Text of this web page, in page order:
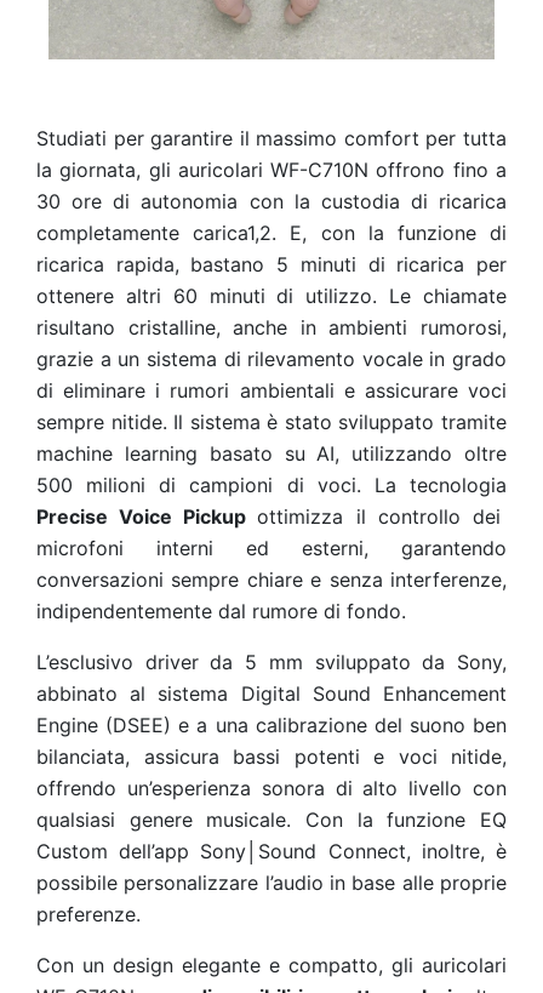
Studiati per garantire il massimo comfort per tutta
la giornata, gli auricolari WF-C710N offrono fino a
30 ore di autonomia con la custodia di ricarica
completamente carica1,2. E, con la funzione di
ricarica rapida, bastano 5 minuti di ricarica per
ottenere altri 60 minuti di utilizzo. Le chiamate
risultano cristalline, anche in ambienti rumorosi,
grazie a un sistema di rilevamento vocale in grado
di eliminare i rumori ambientali e assicurare voci
sempre nitide. Il sistema è stato sviluppato tramite
machine learning basato su AI, utilizzando oltre
500 milioni di campioni di voci. La tecnologia
Precise Voice Pickupottimizza il controllo dei
microfoni interni ed esterni, garantendo
conversazioni sempre chiare e senza interferenze,
indipendentemente dal rumore di fondo.
L’esclusivo driver da 5 mm sviluppato da Sony,
abbinato al sistema Digital Sound Enhancement
Engine (DSEE) e a una calibrazione del suono ben
bilanciata, assicura bassi potenti e voci nitide,
offrendo un’esperienza sonora di alto livello con
qualsiasi genere musicale. Con la funzione EQ
Custom dell’app Sony│Sound Connect, inoltre, è
possibile personalizzare l’audio in base alle proprie
preferenze.
Con un design elegante e compatto, gli auricolari